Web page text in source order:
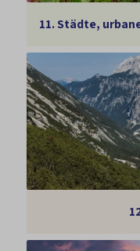
11.Städte,